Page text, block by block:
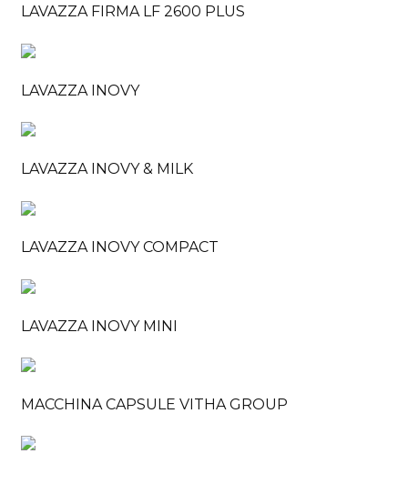
LAVAZZA FIRMA LF 2600 PLUS
LAVAZZA INOVY
LAVAZZA INOVY & MILK
LAVAZZA INOVY COMPACT
LAVAZZA INOVY MINI
MACCHINA CAPSULE VITHA GROUP